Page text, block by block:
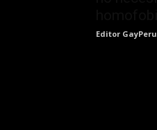
Editor GayPeru